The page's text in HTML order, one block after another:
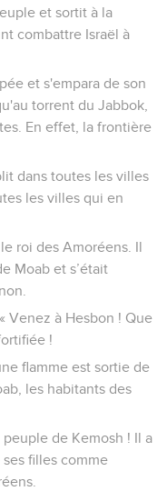
et sortit à la
combattre Israël à
et s'empara de son
torrent du Jabbok,
En effet, la frontière
dans toutes les villes
les villes qui en
roi des Amoréens. Il
Moab et s’était
Venez à Hesbon ! Que
!
flamme est sortie de
les habitants des
de Kemosh ! Il a
filles comme